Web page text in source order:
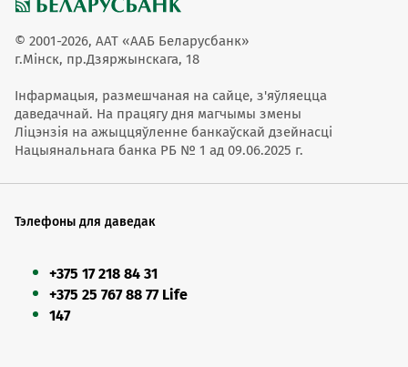
© 2001-2026, ААТ «ААБ Беларусбанк»
г.Мінск, пр.Дзяржынскага, 18
Інфармацыя, размешчаная на сайце, з'яўляецца
даведачнай. На працягу дня магчымы змены
Ліцэнзія на ажыццяўленне банкаўскай дзейнасці
Нацыянальнага банка РБ № 1 ад 09.06.2025 г.
Тэлефоны для даведак
+375 17 218 84 31
+375 25 767 88 77 Life
147